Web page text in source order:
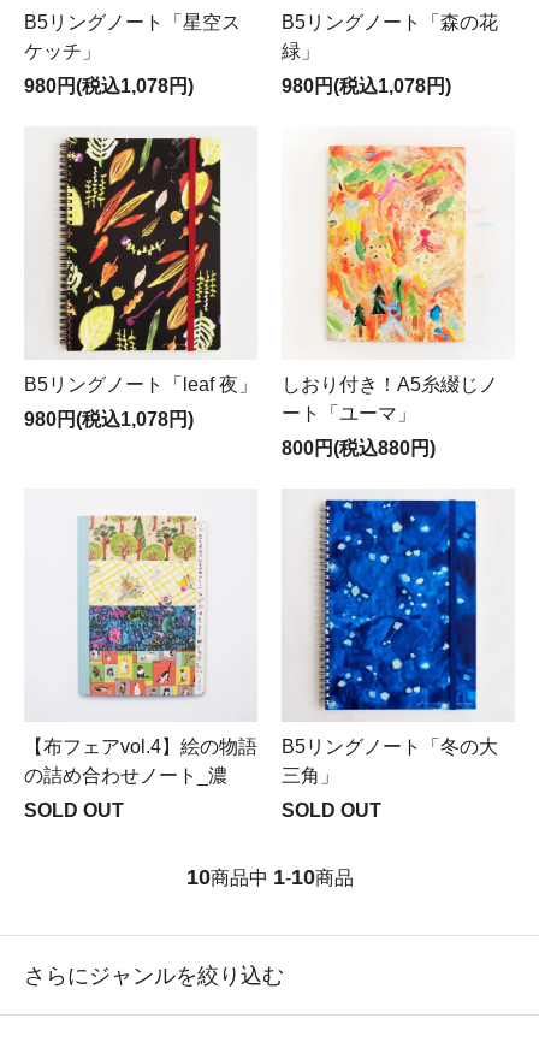
B5リングノート「星空ス
ケッチ」
980円(税込1,078円)
B5リングノート「森の花
緑」
980円(税込1,078円)
B5リングノート「leaf 夜」
980円(税込1,078円)
しおり付き！A5糸綴じノ
ート「ユーマ」
800円(税込880円)
【布フェアvol.4】絵の物語
の詰め合わせノート_濃
SOLD OUT
B5リングノート「冬の大
三角」
SOLD OUT
10商品中 1-10商品
さらにジャンルを絞り込む